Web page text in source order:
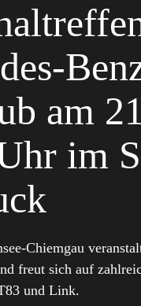
am
im
Chiemgau
freut sich auf
und Link.